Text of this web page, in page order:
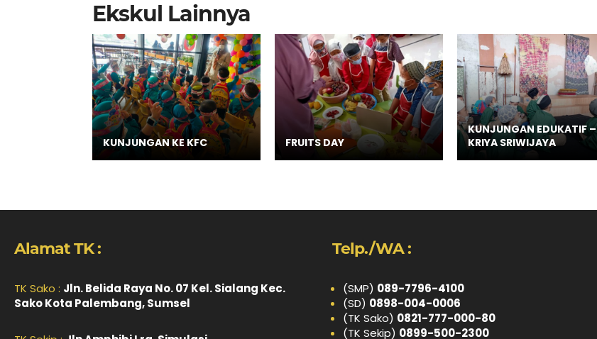
Ekskul Lainnya
KUNJUNGAN KE KFC FRUITS DAY
KUNJUNGAN EDUKATIF –
KRIYA SRIWIJAYA
Alamat TK :
TK Sako : Jln. Belida Raya No. 07 Kel. Sialang Kec.
Sako Kota Palembang, Sumsel
Telp./WA :
(SMP) 089-7796-4100
(SD) 0898-004-0006
(TK Sako) 0821-777-000-80
(TK Sekip) 0899-500-2300